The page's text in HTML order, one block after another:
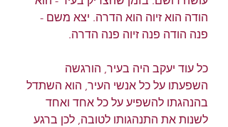
הודה הוא זיוה הוא הדרה. יצא משם -
פנה הודה פנה זיוה פנה הדרה.
כל עוד יעקב היה בעיר, הורגשה
השפעתו על כל אנשי העיר, הוא השתדל
בהנהגתו להשפיע על כל אחד ואחד
לשנות את התנהגותו לטובה, לכן ברגע